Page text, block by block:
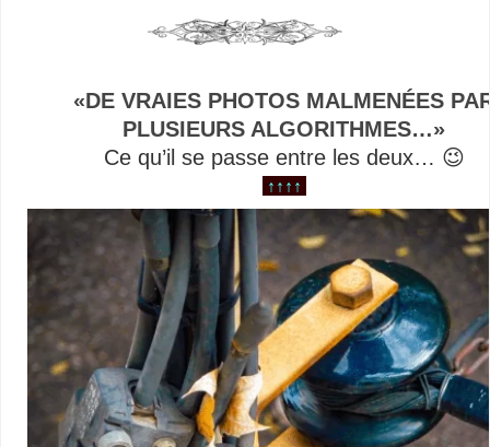
«DE VRAIES PHOTOS MALMENÉES
PLUSIEURS ALGORITHMES…»
Ce qu’il se passe entre les deux… 😉
↑↑↑↑